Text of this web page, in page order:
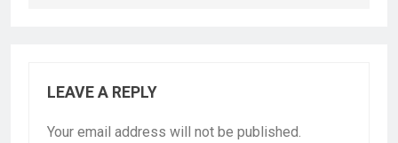
LEAVE A REPLY
Your email address will not be published.